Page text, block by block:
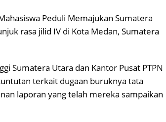
Peduli Memajukan Sumatera
rasa jilid IV di Kota Medan, Sumatera
Sumatera Utara dan Kantor Pusat PTPN
terkait dugaan buruknya tata
laporan yang telah mereka sampaikan